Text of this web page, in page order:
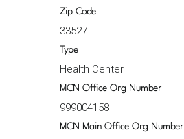
Zip Code
33527-
Type
Health Center
MCN Office Org Number
999004158
MCN Main Office Org Number